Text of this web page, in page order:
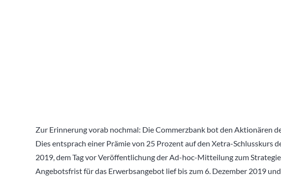
Zur Erinnerung vorab nochmal: Die Commerzbank bot den Aktionären
Dies entsprach einer Prämie von 25 Prozent auf den Xetra-Schlusskurs
2019, dem Tag vor Veröffentlichung der Ad-hoc-Mitteilung zum
Angebotsfrist für das Erwerbsangebot lief bis zum 6. Dezember 2019